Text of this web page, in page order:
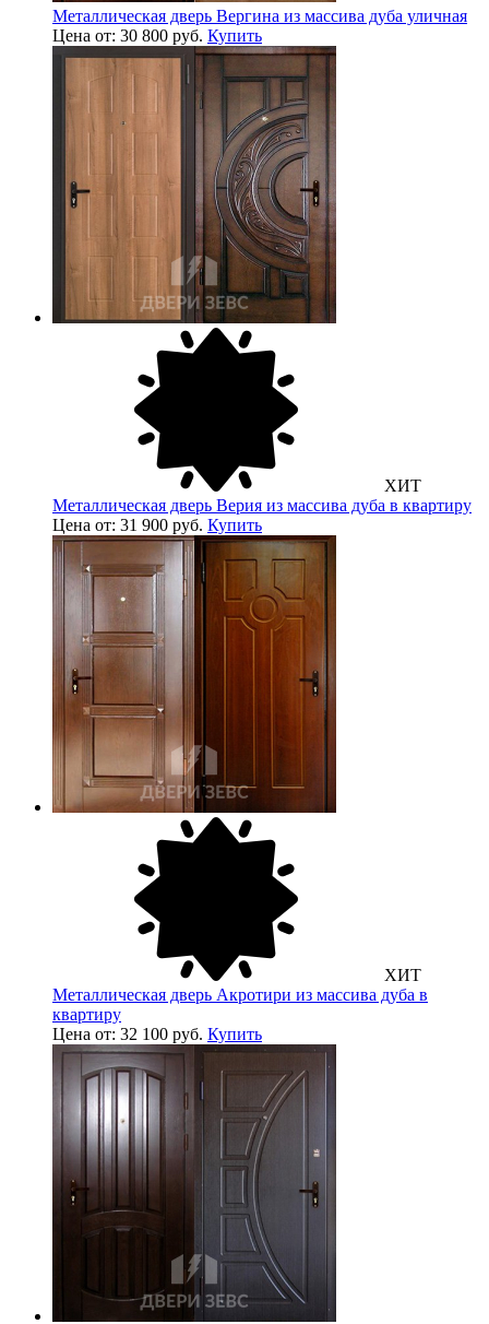
Металлическая дверь Вергина из массива дуба уличная
Цена от: 30 800 руб. Купить
ХИТ
Металлическая дверь Верия из массива дуба в квартиру
Цена от: 31 900 руб. Купить
ХИТ
Металлическая дверь Акротири из массива дуба в
квартиру
Цена от: 32 100 руб. Купить